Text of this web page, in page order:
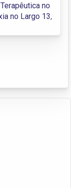
no
no Largo 13,